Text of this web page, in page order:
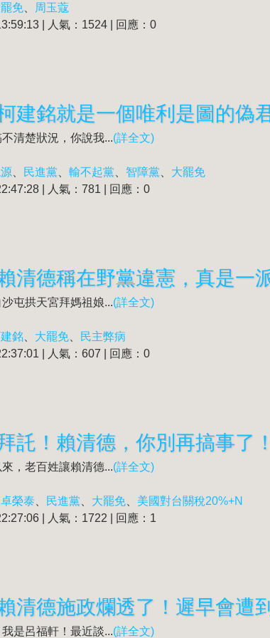
免
周玉蔻
| 人氣：1524 | 回應：0
建銘就是一個唯利是圖的偽
清楚狀況，你說我...(詳全文)
民進黨 輸不起黨 智障黨
大罷免
| 人氣：781 | 回應：0
清德稱在野黨違憲，真是一
屯拱天宮拜媽祖娘...(詳全文)
銘 大罷免
民主弊病
| 人氣：607 | 回應：0
託！賴清德，你別再搞事了！
，老百姓讓賴清德...(詳全文)
卓榮泰 民進黨 大罷免
美國對台關稅20%+N
| 人氣：1722 | 回應：1
清德施政爛透了！遲早會遭
是呂福軒！最近談...(詳全文)